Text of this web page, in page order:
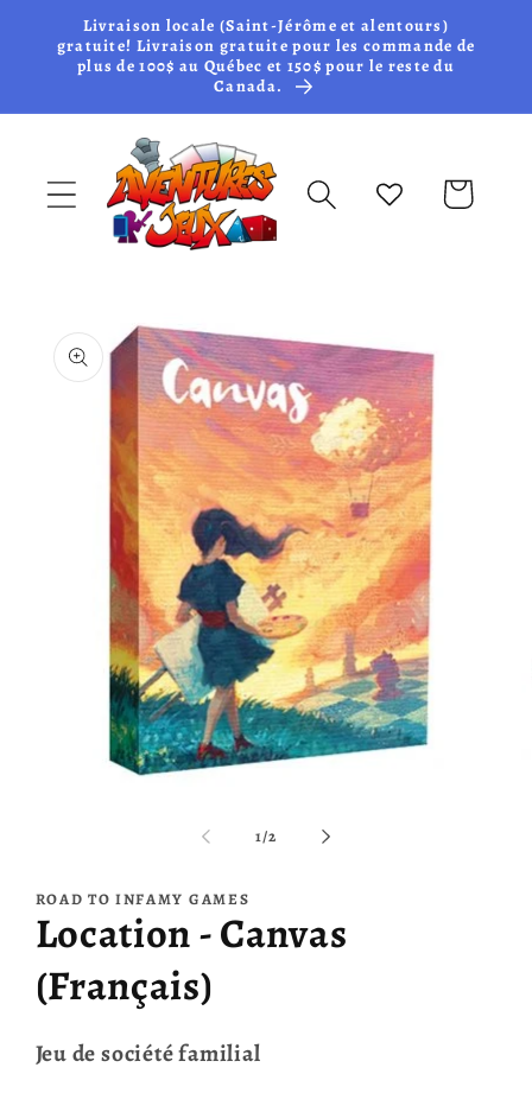
et passer
au
contenu
Livraison locale (Saint-Jérôme et alentours)
gratuite! Livraison gratuite pour les commande de
plus de 100$ au Québec et 150$ pour le reste du
Canada.
Panier
informations
produits
fenêtre
modale
1/de
2
ROAD TO INFAMY GAMES
Location - Canvas
(Français)
Jeu de société familial